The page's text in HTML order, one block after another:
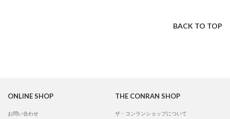
BACK TO TOP
ONLINE SHOP
お問い合わせ
THE CONRAN SHOP
ザ・コンランショップについて